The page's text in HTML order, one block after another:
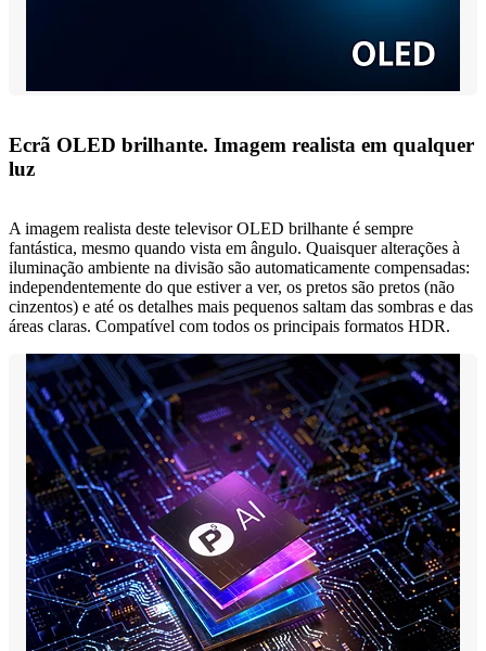
Ecrã OLED brilhante. Imagem realista em qualquer
luz
A imagem realista deste televisor OLED brilhante é sempre
fantástica, mesmo quando vista em ângulo. Quaisquer alterações à
iluminação ambiente na divisão são automaticamente compensadas:
independentemente do que estiver a ver, os pretos são pretos (não
cinzentos) e até os detalhes mais pequenos saltam das sombras e das
áreas claras. Compatível com todos os principais formatos HDR.